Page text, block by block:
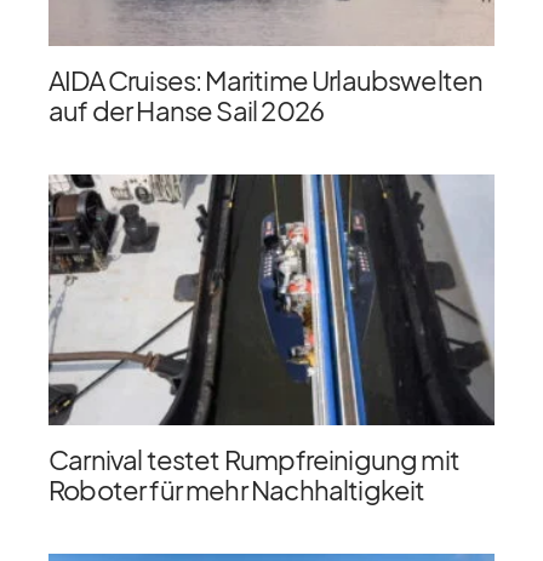
AIDA Cruises: Maritime Urlaubswelten
auf der Hanse Sail 2026
Carnival testet Rumpfreinigung mit
Roboter für mehr Nachhaltigkeit